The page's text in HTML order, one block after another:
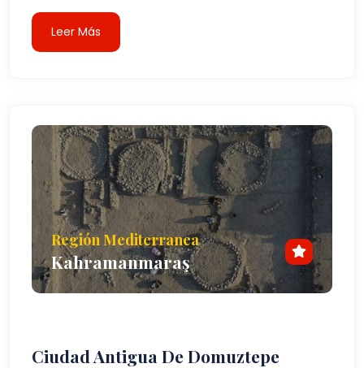
Leer Más
Región Mediterranea
Kahramanmaraş
Ciudad Antigua De Domuztepe